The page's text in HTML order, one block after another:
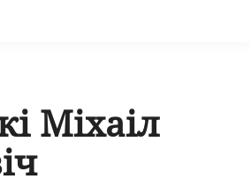
Міхаіл